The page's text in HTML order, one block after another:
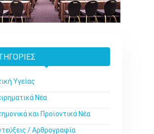
Υγείας
Νέα
και Προϊοντικά Νέα
/ Αρθρογραφία